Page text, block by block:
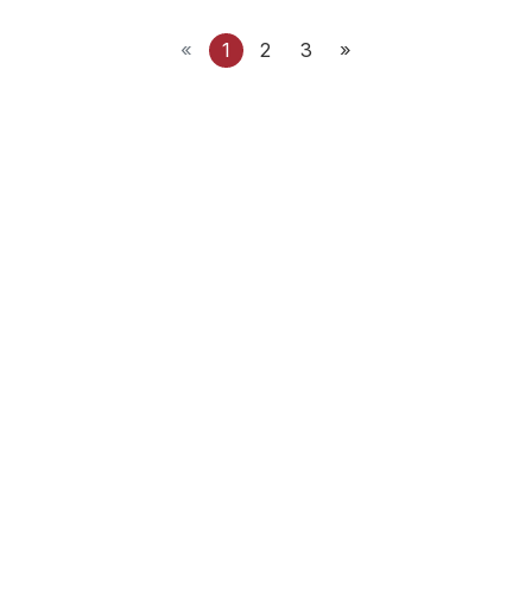
« 1 2 3 »